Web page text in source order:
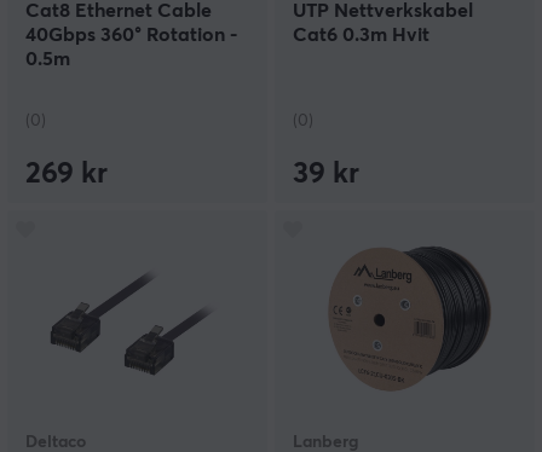
Cat8 Ethernet Cable
40Gbps 360° Rotation -
0.5m
(0)
269 kr
UTP Nettverkskabel
Cat6 0.3m Hvit
(0)
39 kr
Deltaco Lanberg